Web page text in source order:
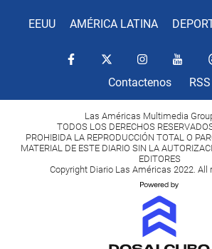
EEUU AMÉRICA LATINA
Contactenos RSS
Las Américas Multimedia
TODOS LOS DERECHOS
PROHIBIDA LA REPRODUCCIÓN TOTAL O
MATERIAL DE ESTE DIARIO SIN LA
EDITORES
Copyright Diario Las Américas 2022. All